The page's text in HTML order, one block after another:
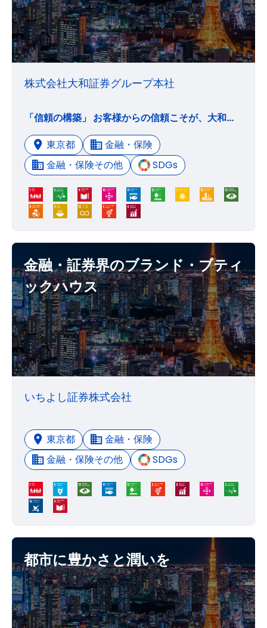
株式会社大和証券グループ本社
「信頼の構築」 お客様からの信頼こそが、大和証券グループの基盤である。 お客様を第一に考える誠実さと高い専門能力により、最も魅力ある証券グループとなる。 「人材の重視」 大和証券グループの競争力の源泉は人材である。 社員一人ひとりの創造性を重視し、チャレンジ精神溢れる 自由闊達な社風を育み、社員の能力、貢献を正しく評価する。 「社会への貢献」 金融・資本市場を通じて社会及び経済の発展に資することは、大和証券グループの使命である。 法令遵守と自己規律を徹底し、高い倫理観を持って社会の持続的発展に貢献する。 「健全な利益の確保」 健全なビジネス展開を通じて企業価値を高めることは、株主に対する責務である。 大和証券グループはお客様に価値あるサービスを提供して適正な利益を獲得し、株主に報いる。
東京都
金融・保険
金融・保険その他
SDGs
金融・証券界のブランド・ブティ
ックハウス
いちよし証券株式会社
東京都
金融・保険
金融・保険その他
SDGs
都市に豊かさと潤いを